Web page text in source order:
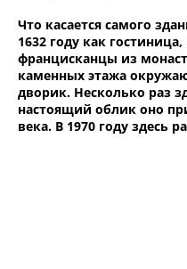
Что касается самого
1632 году как
францисканцы из
каменных этажа
дворик. Несколько раз
настоящий облик оно
века. В 1970 году здесь